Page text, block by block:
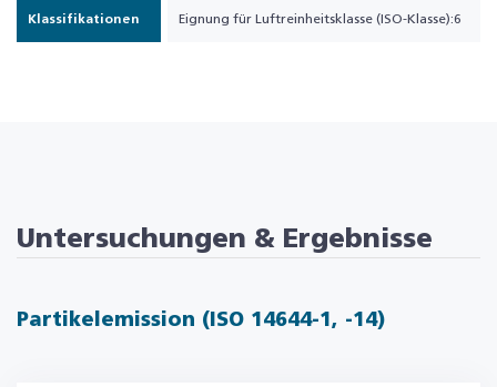
Klassifikationen Eignung für Luftreinheitsklasse (ISO-Klasse):6
Untersuchungen & Ergebnisse
Partikelemission (ISO 14644-1, -14)